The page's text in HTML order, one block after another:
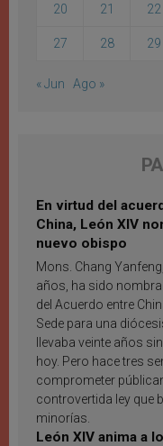
20 21 22
27 28 29
« Jun Ago »
En virtud del
China, León XIV
nuevo obispo
Mons. Chang
años, ha sido
del Acuerdo entre
Sede para una
llevaba veinte años
hoy. Pero hace tres
comprometer
controvertida ley que
minorías.
León XIV anima a